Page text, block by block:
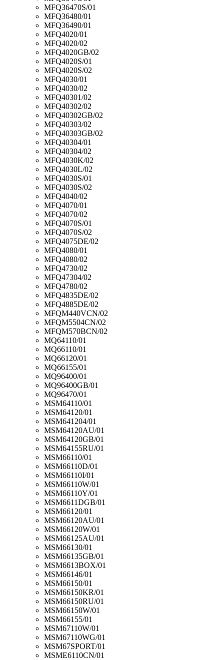
MFQ36470S/01
MFQ36480/01
MFQ36490/01
MFQ4020/01
MFQ4020/02
MFQ4020GB/02
MFQ4020S/01
MFQ4020S/02
MFQ4030/01
MFQ4030/02
MFQ40301/02
MFQ40302/02
MFQ40302GB/02
MFQ40303/02
MFQ40303GB/02
MFQ40304/01
MFQ40304/02
MFQ4030K/02
MFQ4030L/02
MFQ4030S/01
MFQ4030S/02
MFQ4040/02
MFQ4070/01
MFQ4070/02
MFQ4070S/01
MFQ4070S/02
MFQ4075DE/02
MFQ4080/01
MFQ4080/02
MFQ4730/02
MFQ47304/02
MFQ4780/02
MFQ4835DE/02
MFQ4885DE/02
MFQM440VCN/02
MFQM5504CN/02
MFQM570BCN/02
MQ64110/01
MQ66110/01
MQ66120/01
MQ66155/01
MQ96400/01
MQ96400GB/01
MQ96470/01
MSM64110/01
MSM64120/01
MSM641204/01
MSM64120AU/01
MSM64120GB/01
MSM64155RU/01
MSM66110/01
MSM66110D/01
MSM66110I/01
MSM66110W/01
MSM66110Y/01
MSM6611DGB/01
MSM66120/01
MSM66120AU/01
MSM66120W/01
MSM66125AU/01
MSM66130/01
MSM66135GB/01
MSM6613BOX/01
MSM66146/01
MSM66150/01
MSM66150KR/01
MSM66150RU/01
MSM66150W/01
MSM66155/01
MSM67110W/01
MSM67110WG/01
MSM67SPORT/01
MSME6110CN/01